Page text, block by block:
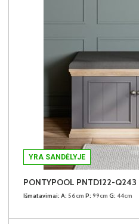
YRA SANDĖLYJE
PONTYPOOL PNTD122-
Išmatavimai: A: 56cm P: 99cm G: 44cm